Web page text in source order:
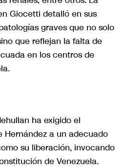
Giocetti detalló en sus
graves que no solo
que reflejan la falta de
en los centros de
ha exigido el
Hernández a un adecuado
su liberación, invocando
de Venezuela.